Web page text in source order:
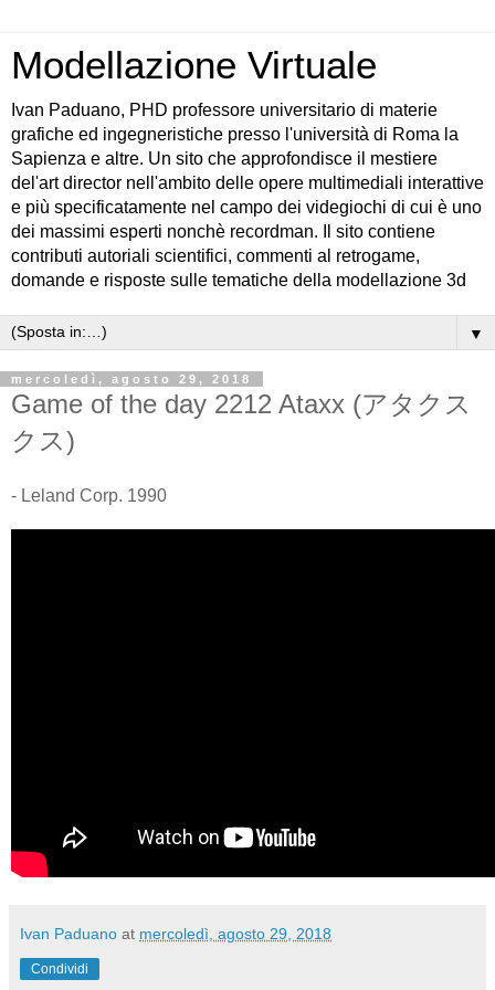
Modellazione Virtuale
Ivan Paduano, PHD professore universitario di materie
grafiche ed ingegneristiche presso l'università di Roma la
Sapienza e altre. Un sito che approfondisce il mestiere
del'art director nell'ambito delle opere multimediali interattive
e più specificatamente nel campo dei videgiochi di cui è uno
dei massimi esperti nonchè recordman. Il sito contiene
contributi autoriali scientifici, commenti al retrogame,
domande e risposte sulle tematiche della modellazione 3d
▼
mercoledì, agosto 29, 2018
Game of the day 2212 Ataxx (アタクス
クス)
- Leland Corp. 1990
Ivan Paduano at mercoledì, agosto 29, 2018
Condividi